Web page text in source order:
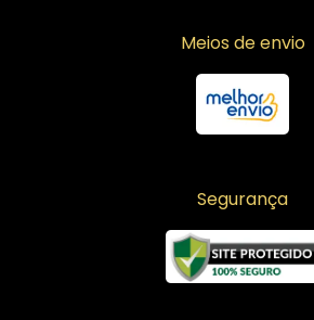
Meios de envio
Segurança